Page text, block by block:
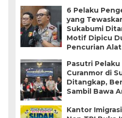
6 Pelaku
yang
Sukabumi
Motif Dipicu
Pencurian
Pasutri Pelaku
Curanmor di
Ditangkap,
Sambil Bawa
Kantor